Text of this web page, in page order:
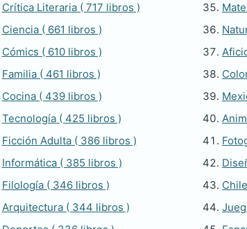
Crítica Literaria ( 717 libros )
Ciencia ( 661 libros )
Cómics ( 610 libros )
Familia ( 461 libros )
Cocina ( 439 libros )
Tecnología ( 425 libros )
Ficción Adulta ( 386 libros )
Informática ( 385 libros )
Filología ( 346 libros )
Arquitectura ( 344 libros )